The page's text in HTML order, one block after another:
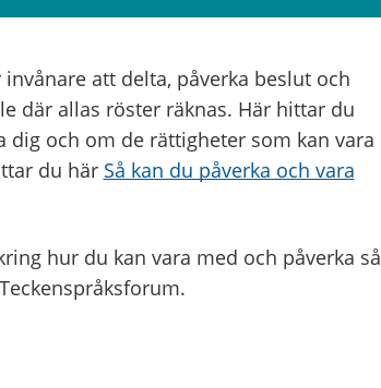
att delta, påverka beslut och
där allas röster räknas. Här hittar du
och om de rättigheter som kan vara
du här Så kan du påverka och vara
hur du kan vara med och påverka så